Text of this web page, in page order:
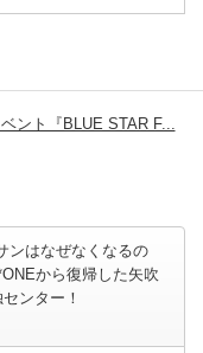
ント『BLUE STAR F...
ンはなぜなくなるの
から復帰した矢吹
ンター！